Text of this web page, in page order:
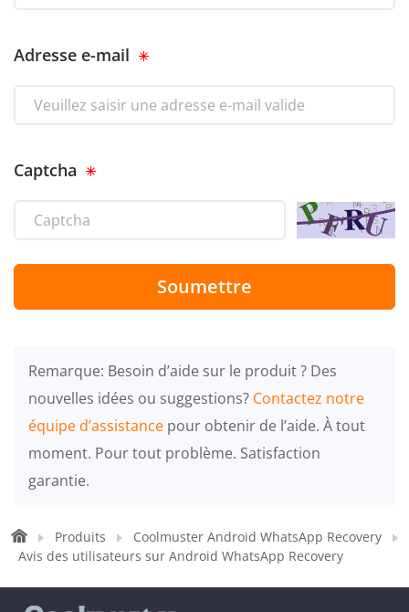
Adresse e-mail
Captcha
Soumettre
Remarque: Besoin d’aide sur le produit ? Des
nouvelles idées ou suggestions? Contactez notre
équipe d’assistance pour obtenir de l’aide. À tout
moment. Pour tout problème. Satisfaction
garantie.
Produits
Coolmuster Android WhatsApp Recovery
Avis des utilisateurs sur Android WhatsApp Recovery